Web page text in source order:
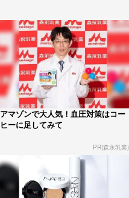
アマゾンで大人気！血圧対策はコー
ヒーに足してみて
PR(森永乳業)